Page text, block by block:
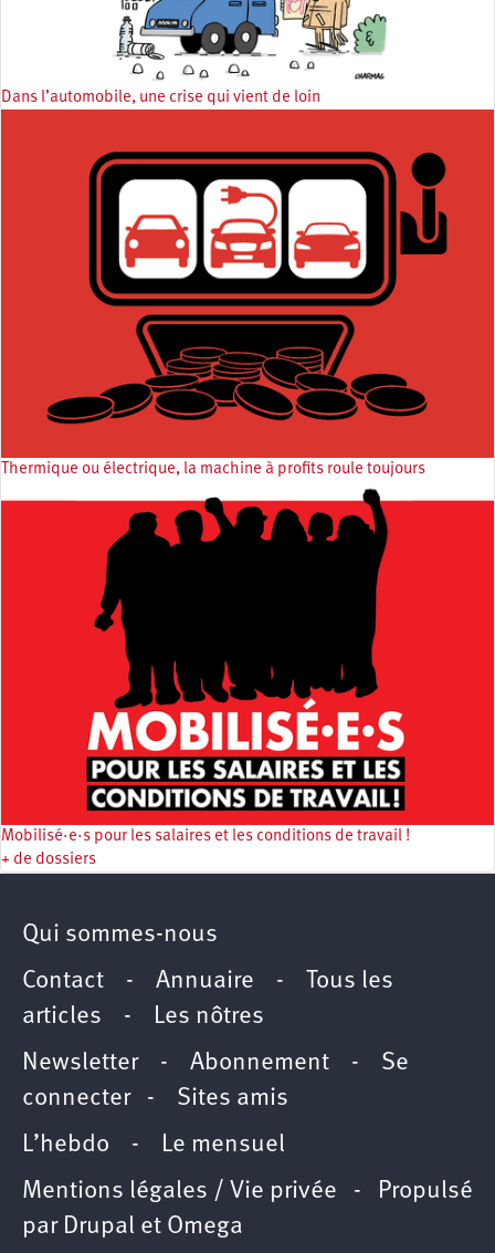
Dans l’automobile, une crise qui vient de loin
Thermique ou électrique, la machine à profits roule toujours
Mobilisé·e·s pour les salaires et les conditions de travail !
+ de dossiers
Qui sommes-nous
Contact - Annuaire -
Tous les
articles - Les nôtres
Newsletter- Abonnement - Se
connecter- Sites amis
L’hebdo - Le mensuel
Mentions légales / Vie privée - Propulsé
par Drupal et Omega